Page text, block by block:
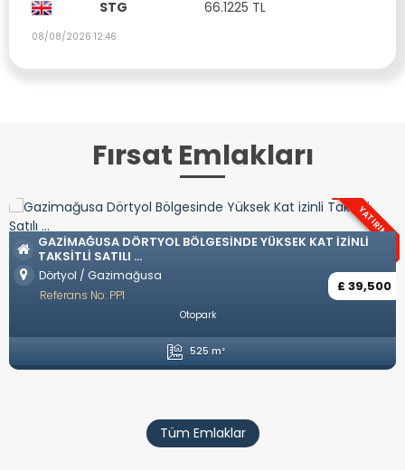
STG
66.1225 TL
08/08/2026 12:46
Fırsat Emlakları
YATIRIM
YÜKSEK KAT IZINLI
£ 39,500
OZANKÖY BÖLGESINDE TÜRK
Özel Havuz Özel Garaj
Tüm Emlaklar